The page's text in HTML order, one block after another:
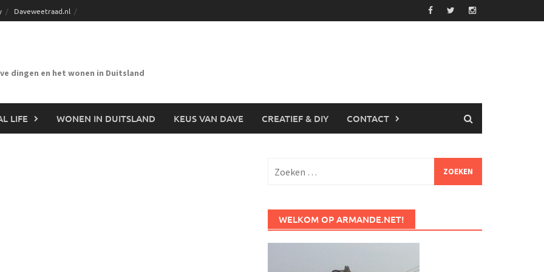
Daveweetraad.nl
dingen en het wonen in Duitsland
LIFE WONEN IN DUITSLAND KEUS VAN DAVE CREATIEF & DIY CONTACT
naar:
WELKOM OP ARMANDE.NET!